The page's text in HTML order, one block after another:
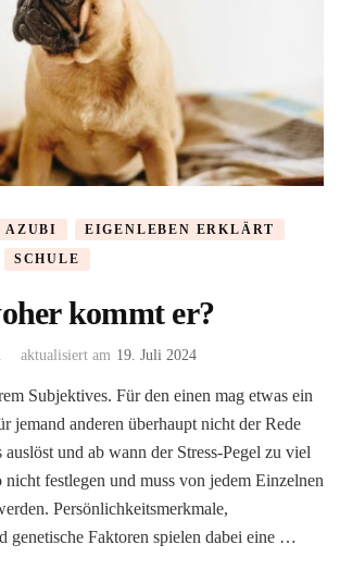
AZUBI
EIGENLEBEN ERKLÄRT
SCHULE
kommt er?
aktualisiert am 19. Juli 2024
Subjektives. Für den einen mag etwas ein
jemand anderen überhaupt nicht der Rede
auslöst und ab wann der Stress-Pegel zu viel
nicht festlegen und muss von jedem Einzelnen
Persönlichkeitsmerkmale,
genetische Faktoren spielen dabei eine …